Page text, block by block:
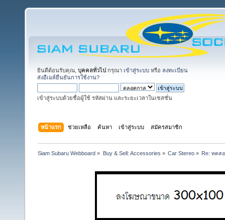
ยินดีต้อนรับคุณ, บุคคลทั่วไป กรุณา เข้าสู่ระบบ หรือ ลงทะเบียน
ส่งอีเมล์ยืนยันการใช้งาน?
เข้าสู่ระบบด้วยชื่อผู้ใช้ รหัสผ่าน และระยะเวลาในเซสชั่น
หน้าแรก ช่วยเหลือ ค้นหา เข้าสู่ระบบ สมัครสมาชิก
Siam Subaru Webboard » Buy & Sell: Accessories » Car Stereo» Re: ทดส